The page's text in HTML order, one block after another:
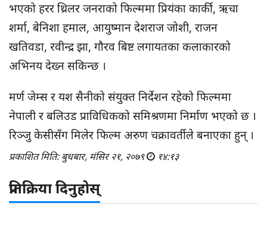
भएको हरर थ्रिलर जनराको फिल्ममा प्रियंका कार्की, ऋचा
शर्मा, बेनिशा हमाल, आयुष्मान देशराज जोशी, राजन
खतिवडा, रवीन्द्र झा, गौरव बिष्ट लगायतका कलाकारको
अभिनय देख्न सकिन्छ ।
मर्ण जेम्स र यश सैनीको संयुक्त निर्देशन रहेको फिल्ममा
नेपाली र बलिउड प्राविधिकको समिश्रणमा निर्माण भएको छ ।
रिञ्जु केसीसँग मिलेर फिल्म अरुण चक्रावर्तीले बनाएका हुन् ।
प्रकाशित मिति: बुधबार, मंसिर २१, २०७९ १४:१३
प्रतिक्रिया दिनुहोस्